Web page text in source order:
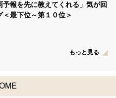
予報を先に教えてくれる」気が回
＜最下位～第１０位＞
もっと見る